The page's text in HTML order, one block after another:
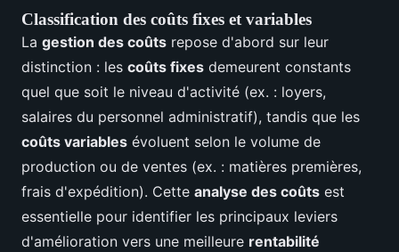
Classification des coûts fixes et variables
La gestion des coûts repose d'abord sur leur
distinction : les coûts fixes demeurent constants
quel que soit le niveau d'activité (ex. : loyers,
salaires du personnel administratif), tandis que les
coûts variables évoluent selon le volume de
production ou de ventes (ex. : matières premières,
frais d'expédition). Cette analyse des coûts est
essentielle pour identifier les principaux leviers
d'amélioration vers une meilleure rentabilité